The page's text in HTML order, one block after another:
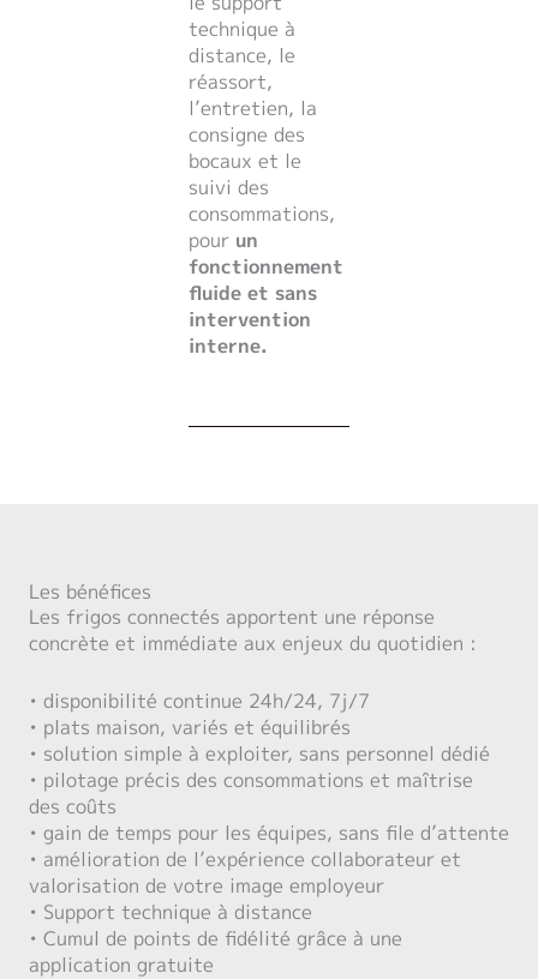
technique à
distance, le
réassort,
l’entretien, la
consigne des
bocaux et le
suivi des
consommations,
pour un
fonctionnement
fluide et sans
intervention
interne.
Les bénéfices
Les frigos connectés apportent une réponse
concrète et immédiate aux enjeux du quotidien :
• disponibilité continue 24h/24, 7j/7
• plats maison, variés et équilibrés
• solution simple à exploiter, sans personnel dédié
• pilotage précis des consommations et maîtrise
des coûts
• gain de temps pour les équipes, sans file d’attente
• amélioration de l’expérience collaborateur et
valorisation de votre image employeur
• Support technique à distance
• Cumul de points de fidélité grâce à une
application gratuite